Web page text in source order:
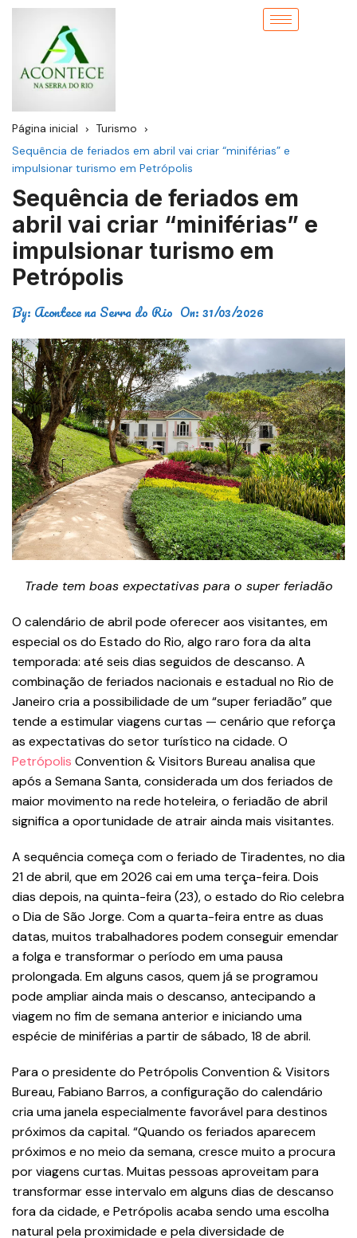
Página inicial
Turismo
Sequência de feriados em abril vai criar “miniférias” e
impulsionar turismo em Petrópolis
Sequência de feriados em
abril vai criar “miniférias” e
impulsionar turismo em
Petrópolis
By: Acontece na Serra do Rio On:31/03/2026
Trade tem boas expectativas para o super feriadão
O calendário de abril pode oferecer aos visitantes, em
especial os do Estado do Rio, algo raro fora da alta
temporada: até seis dias seguidos de descanso. A
combinação de feriados nacionais e estadual no Rio de
Janeiro cria a possibilidade de um “super feriadão” que
tende a estimular viagens curtas — cenário que reforça
as expectativas do setor turístico na cidade. O
Petrópolis Convention & Visitors Bureau analisa que
após a Semana Santa, considerada um dos feriados de
maior movimento na rede hoteleira, o feriadão de abril
significa a oportunidade de atrair ainda mais visitantes.
A sequência começa com o feriado de Tiradentes, no dia
21 de abril, que em 2026 cai em uma terça-feira. Dois
dias depois, na quinta-feira (23), o estado do Rio celebra
o Dia de São Jorge. Com a quarta-feira entre as duas
datas, muitos trabalhadores podem conseguir emendar
a folga e transformar o período em uma pausa
prolongada. Em alguns casos, quem já se programou
pode ampliar ainda mais o descanso, antecipando a
viagem no fim de semana anterior e iniciando uma
espécie de miniférias a partir de sábado, 18 de abril.
Para o presidente do Petrópolis Convention & Visitors
Bureau, Fabiano Barros, a configuração do calendário
cria uma janela especialmente favorável para destinos
próximos da capital. “Quando os feriados aparecem
próximos e no meio da semana, cresce muito a procura
por viagens curtas. Muitas pessoas aproveitam para
transformar esse intervalo em alguns dias de descanso
fora da cidade, e Petrópolis acaba sendo uma escolha
natural pela proximidade e pela diversidade de